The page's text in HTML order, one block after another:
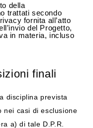
della
trattati secondo
fornita all’atto
del Progetto,
in materia, incluso
finali
disciplina prevista
nei casi di esclusione
a) di tale D.P.R.